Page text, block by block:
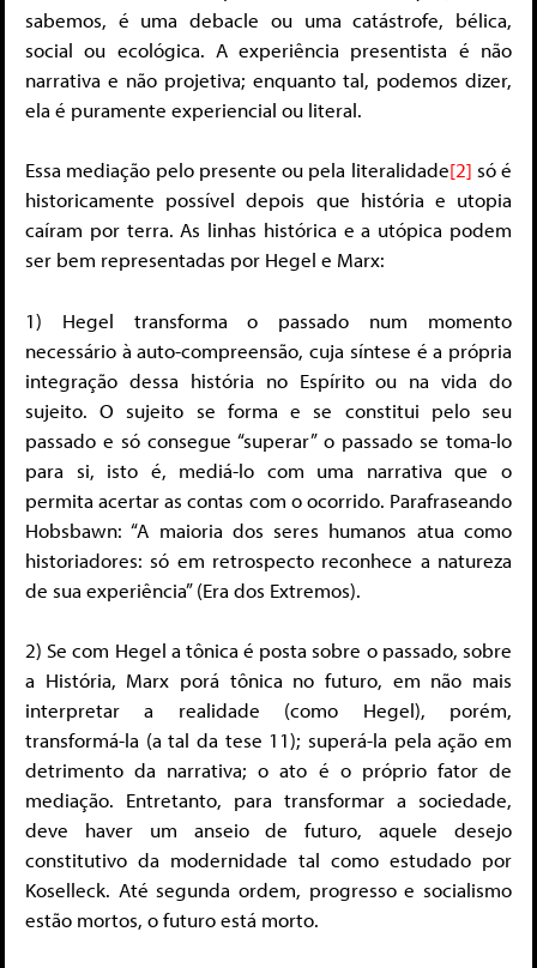
sabemos, é uma debacle ou uma catástrofe, bélica,
social ou ecológica. A experiência presentista é não
narrativa e não projetiva; enquanto tal, podemos dizer,
ela é puramente experiencial ou literal.
Essa mediação pelo presente ou pela literalidade[2] só é
historicamente possível depois que história e utopia
caíram por terra. As linhas histórica e a utópica podem
ser bem representadas por Hegel e Marx:
1) Hegel transforma o passado num momento
necessário à auto-compreensão, cuja síntese é a própria
integração dessa história no Espírito ou na vida do
sujeito. O sujeito se forma e se constitui pelo seu
passado e só consegue “superar” o passado se toma-lo
para si, isto é, mediá-lo com uma narrativa que o
permita acertar as contas com o ocorrido. Parafraseando
Hobsbawn: “A maioria dos seres humanos atua como
historiadores: só em retrospecto reconhece a natureza
de sua experiência” (Era dos Extremos).
2) Se com Hegel a tônica é posta sobre o passado, sobre
a História, Marx porá tônica no futuro, em não mais
interpretar a realidade (como Hegel), porém,
transformá-la (a tal da tese 11); superá-la pela ação em
detrimento da narrativa; o ato é o próprio fator de
mediação. Entretanto, para transformar a sociedade,
deve haver um anseio de futuro, aquele desejo
constitutivo da modernidade tal como estudado por
Koselleck. Até segunda ordem, progresso e socialismo
estão mortos, o futuro está morto.